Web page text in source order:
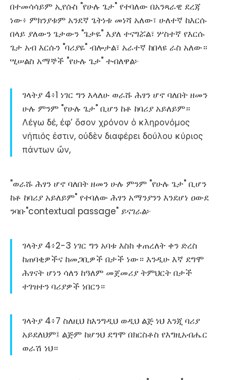
በተመሳሳይም ኢየሱስ "የሁሉ ጌታ" የተባለው በአንጻራዊ ደረጃ
ነው፥ ምክንያቱም አንደኛ ጌትነቱ መነሻ አለው፣ ሁለተኛ ከእርሱ
በላይ ያለውን ጌታውን "ጌታዬ" እያለ ተናግሯል፣ ሦስተኛ የእርሱ
ጌታ አብ እርሱን "ባሪያዬ" ብሎታል፣ አራተኛ ከበላዩ ራስ አለው።
ሢሠልስ አማኞች "የሁሉ ጌታ" ተብለዋል፦
ገላትያ 4፥1 ነገር ግን እላለሁ ወራሹ ሕፃን ሆኖ ባለበት ዘመን
ሁሉ ምንም "የሁሉ ጌታ" ቢሆን ከቶ ከባሪያ አይለይም።
Λέγω δέ, ἐφ’ ὅσον χρόνον ὁ κληρονόμος
νήπιός ἐστιν, οὐδὲν διαφέρει δούλου κύριος
πάντων ὤν,
"ወራሹ ሕፃን ሆኖ ባለበት ዘመን ሁሉ ምንም "የሁሉ ጌታ" ቢሆን
ከቶ ከባሪያ አይለይም" የተባለው ሕፃን አማንያንን እንደሆነ ዐውደ
ንባቡ"contextual passage" ይናገራል፦
ገላትያ 4፥2-3 ነገር ግን አባቱ እስከ ቀጠረለት ቀን ድረስ
ከጠባቂዎችና ከመጋቢዎች በታች ነው። እንዲሁ እኛ ደግሞ
ሕፃናት ሆነን ሳለን ከዓለም መጀመሪያ ትምህርት በታች
ተገዝተን ባሪያዎች ነበርን።
ገላትያ 4፥7 ስለዚህ ከእንግዲህ ወዲህ ልጅ ነህ እንጂ ባሪያ
አይደለህም፤ ልጅም ከሆንህ ደግሞ በክርስቶስ የእግዚአብሔር
ወራሽ ነህ።